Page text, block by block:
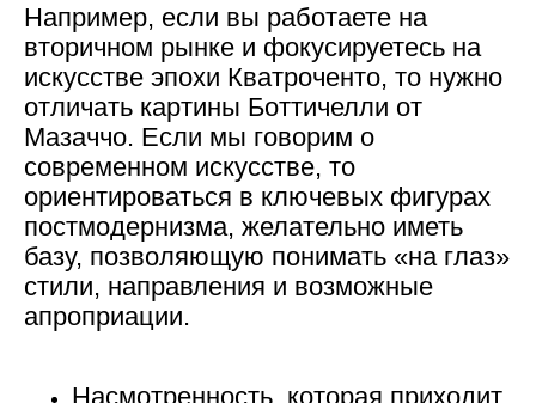
Например, если вы работаете на
вторичном рынке и фокусируетесь на
искусстве эпохи Кватроченто, то нужно
отличать картины Боттичелли от
Мазаччо. Если мы говорим о
современном искусстве, то
ориентироваться в ключевых фигурах
постмодернизма, желательно иметь
базу, позволяющую понимать «на глаз»
стили, направления и возможные
апроприации.
Насмотренность, которая приходит